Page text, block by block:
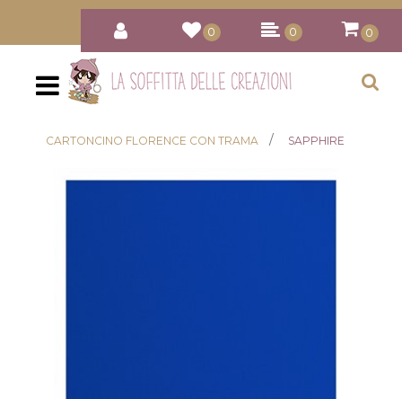
0 0 0
Open
CARTONCINO FLORENCE CON TRAMA SAPPHIRE